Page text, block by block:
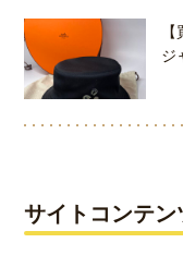
ジ
サイトコンテン